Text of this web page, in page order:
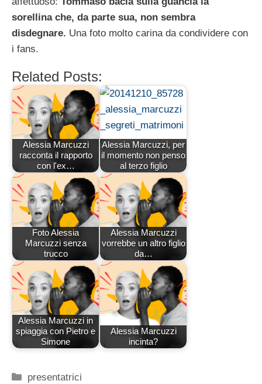
sorellina che, da parte sua, non sembra
disdegnare. Una foto molto carina da condividere con
i fans.
Related Posts:
Alessia Marcuzzi
racconta il rapporto
con l'ex…
Alessia Marcuzzi, per
il momento non penso
al terzo figlio
Foto Alessia
Marcuzzi senza
trucco
Alessia Marcuzzi
vorrebbe un altro figlio
da…
Alessia Marcuzzi in
spiaggia con Pietro e
Simone
Alessia Marcuzzi
incinta?
Categorie
presentatrici